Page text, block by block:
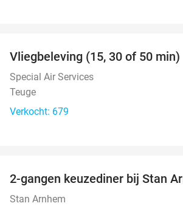
Vliegbeleving (15, 30 of 50 min)
Special Air Services
Teuge
Verkocht: 679
2-gangen keuzediner bij Stan
Stan Arnhem